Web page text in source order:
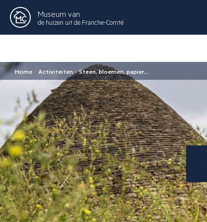
Museum van
de huizen uit de Franche-Comté
Home > Activiteiten >Steen, bloemen, papier…